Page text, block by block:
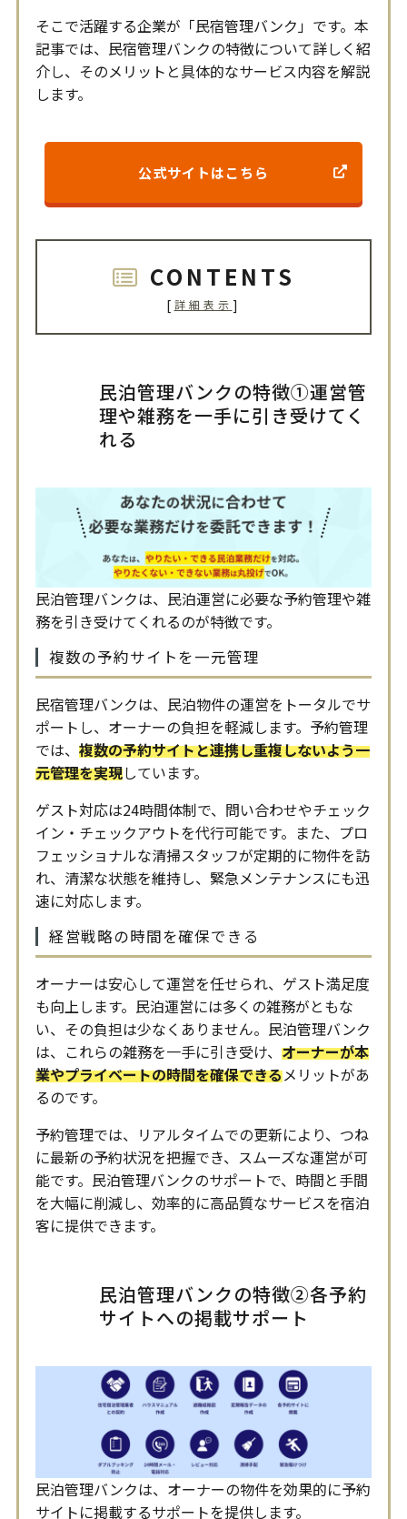
そこで活躍する企業が「民宿管理バンク」です。本
記事では、民宿管理バンクの特徴について詳しく紹
介し、そのメリットと具体的なサービス内容を解説
します。
公式サイトはこちら
CONTENTS
[ 詳細表示 ]
民泊管理バンクの特徴①運営管
理や雑務を一手に引き受けてく
れる
民泊管理バンクは、民泊運営に必要な予約管理や雑
務を引き受けてくれるのが特徴です。
複数の予約サイトを一元管理
​​民宿管理バンクは、民泊物件の運営をトータルでサ
ポートし、オーナーの負担を軽減します。予約管理
では、 複数の予約サイトと連携し重複しないよう一
元管理を実現しています。
ゲスト対応は24時間体制で、問い合わせやチェック
イン・チェックアウトを代行可能です。また、プロ
フェッショナルな清掃スタッフが定期的に物件を訪
れ、清潔な状態を維持し、緊急メンテナンスにも迅
速に対応します。
経営戦略の時間を確保できる
オーナーは安心して運営を任せられ、ゲスト満足度
も向上します。民泊運営には多くの雑務がともな
い、その負担は少なくありません。民泊管理バンク
は、これらの雑務を一手に引き受け、 オーナーが本
業やプライベートの時間を確保できるメリットがあ
るのです。
予約管理では、リアルタイムでの更新により、つね
に最新の予約状況を把握でき、スムーズな運営が可
能です。民泊管理バンクのサポートで、時間と手間
を大幅に削減し、効率的に高品質なサービスを宿泊
客に提供できます。
民泊管理バンクの特徴②各予約
サイトへの掲載サポート
民泊管理バンクは、オーナーの物件を効果的に予約
サイトに掲載するサポートを提供します。